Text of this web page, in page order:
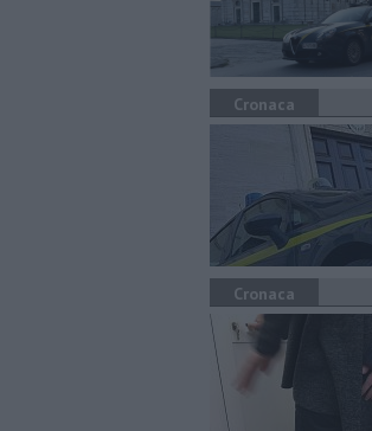
Cronaca
Cronaca